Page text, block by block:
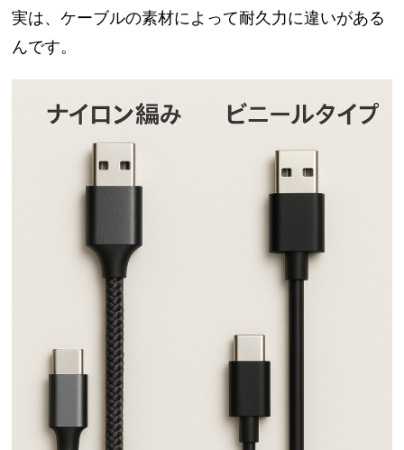
実は、ケーブルの素材によって耐久力に違いがある
んです。